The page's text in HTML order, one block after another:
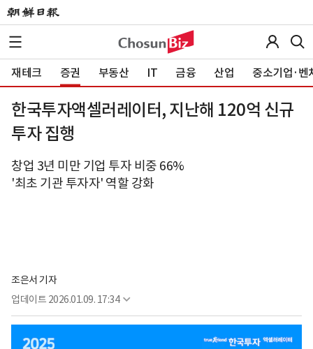
재테크 증권 부동산 IT 금융 산업 중소기업·벤
한국투자액셀러레이터, 지난해 120억 신규
투자 집행
창업 3년 미만 기업 투자 비중 66%
'최초 기관 투자자' 역할 강화
조은서 기자
업데이트 2026.01.09. 17:34